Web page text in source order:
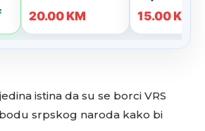
istina da su se borci VRS
srpskog naroda kako bi